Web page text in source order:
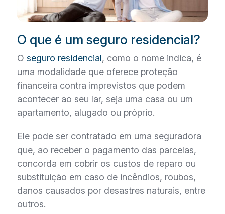
O que é um seguro residencial?
O seguro residencial, como o nome indica, é
uma modalidade que oferece proteção
financeira contra imprevistos que podem
acontecer ao seu lar, seja uma casa ou um
apartamento, alugado ou próprio.
Ele pode ser contratado em uma seguradora
que, ao receber o pagamento das parcelas,
concorda em cobrir os custos de reparo ou
substituição em caso de incêndios, roubos,
danos causados por desastres naturais, entre
outros.